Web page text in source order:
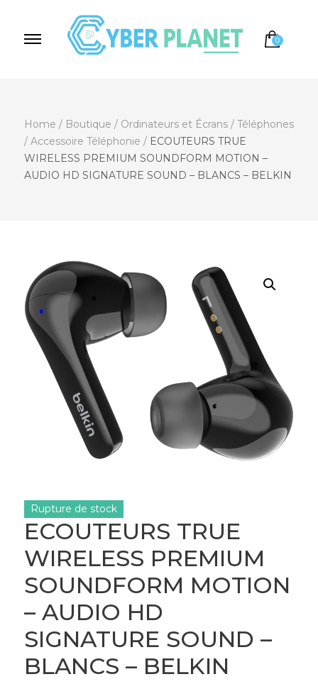
0
Home / Boutique / Ordinateurs et Écrans / Téléphones
/ Accessoire Téléphonie / ECOUTEURS TRUE
WIRELESS PREMIUM SOUNDFORM MOTION –
AUDIO HD SIGNATURE SOUND – BLANCS – BELKIN
ECOUTEURS TRUE
WIRELESS PREMIUM
SOUNDFORM MOTION
– AUDIO HD
SIGNATURE SOUND –
BLANCS – BELKIN
Rupture de stock